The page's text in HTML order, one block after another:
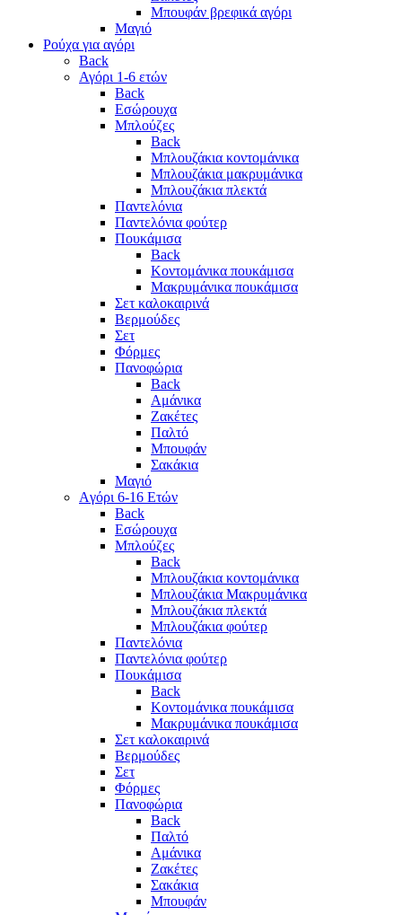
Μπουφάν βρεφικά αγόρι
Μαγιό
Ρούχα για αγόρι
Back
Αγόρι 1-6 ετών
Back
Εσώρουχα
Μπλούζες
Back
Μπλουζάκια κοντομάνικα
Μπλουζάκια μακρυμάνικα
Μπλουζάκια πλεκτά
Παντελόνια
Παντελόνια φούτερ
Πουκάμισα
Back
Κοντομάνικα πουκάμισα
Μακρυμάνικα πουκάμισα
Σετ καλοκαιρινά
Βερμούδες
Σετ
Φόρμες
Πανοφώρια
Back
Αμάνικα
Ζακέτες
Παλτό
Μπουφάν
Σακάκια
Μαγιό
Aγόρι 6-16 Ετών
Back
Eσώρουχα
Μπλούζες
Back
Μπλουζάκια κοντομάνικα
Μπλουζάκια Μακρυμάνικα
Μπλουζάκια πλεκτά
Μπλουζάκια φούτερ
Παντελόνια
Παντελόνια φούτερ
Πουκάμισα
Back
Κοντομάνικα πουκάμισα
Μακρυμάνικα πουκάμισα
Σετ καλοκαιρινά
Βερμούδες
Σετ
Φόρμες
Πανοφώρια
Back
Παλτό
Αμάνικα
Ζακέτες
Σακάκια
Μπουφάν